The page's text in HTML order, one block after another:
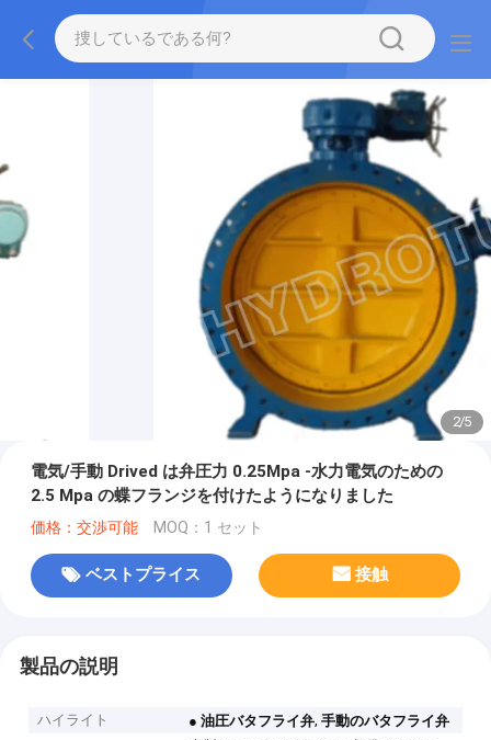
2/5
電気/手動 Drived は弁圧力 0.25Mpa -水力電気のための
2.5 Mpa の蝶フランジを付けたようになりました
価格：交渉可能 MOQ：1 セット
ベストプライス 接触
製品の説明
ハイライト ● 油圧バタフライ弁,手動のバタフライ弁